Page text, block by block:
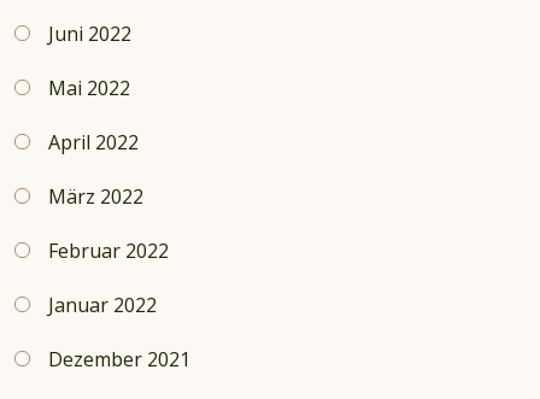
Juni 2022
Mai 2022
April 2022
März 2022
Februar 2022
Januar 2022
Dezember 2021